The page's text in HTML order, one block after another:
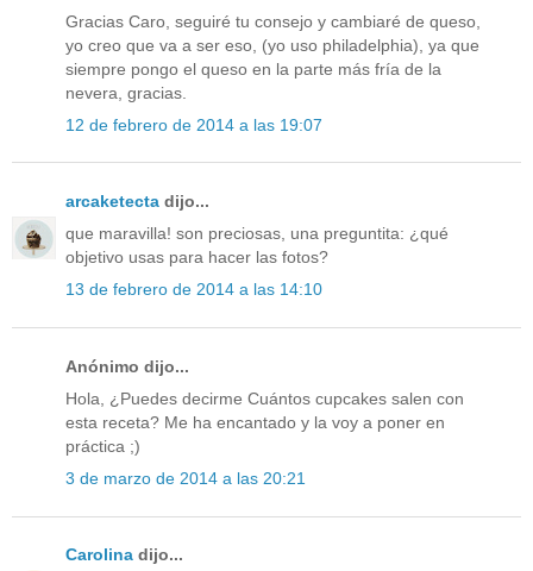
Gracias Caro, seguiré tu consejo y cambiaré de queso,
yo creo que va a ser eso, (yo uso philadelphia), ya que
siempre pongo el queso en la parte más fría de la
nevera, gracias.
12 de febrero de 2014 a las 19:07
arcaketecta dijo...
que maravilla! son preciosas, una preguntita: ¿qué
objetivo usas para hacer las fotos?
13 de febrero de 2014 a las 14:10
Anónimo dijo...
Hola, ¿Puedes decirme Cuántos cupcakes salen con
esta receta? Me ha encantado y la voy a poner en
práctica ;)
3 de marzo de 2014 a las 20:21
Carolina dijo...